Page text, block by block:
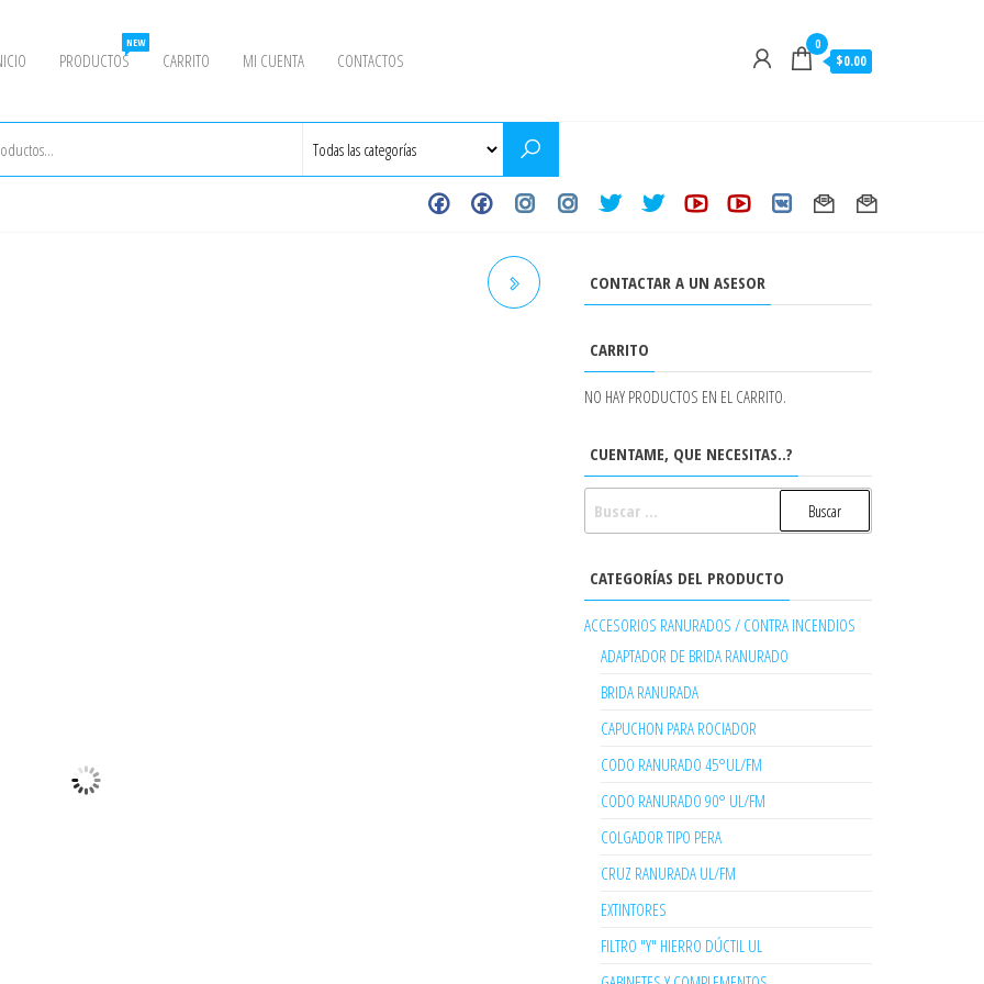
PRODUCTOS
NEW
CARRITO MI CUENTA CONTACTOS
0
$0.00
CONTACTAR A UN ASESOR
CARRITO
NO HAY PRODUCTOS EN EL CARRITO.
CUENTAME, QUE NECESITAS..?
CATEGORÍAS DEL PRODUCTO
ACCESORIOS RANURADOS / CONTRA INCENDIOS
ADAPTADOR DE BRIDA RANURADO
BRIDA RANURADA
CAPUCHON PARA ROCIADOR
CODO RANURADO 45°UL/FM
CODO RANURADO 90° UL/FM
COLGADOR TIPO PERA
CRUZ RANURADA UL/FM
EXTINTORES
FILTRO "Y" HIERRO DÚCTIL UL